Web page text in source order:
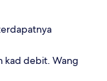
kad debit. Wang